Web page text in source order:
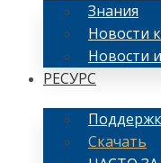
Знания
Новости
Новости
РЕСУРС
Скачать